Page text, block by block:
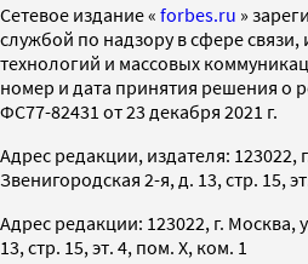
Cетевое издание « forbes.ru »
службой по надзору в сфере
технологий и массовых
номер и дата принятия решения о
ФС77-82431 от 23 декабря 2021 г.
Адрес редакции, издателя: 123022,
Звенигородская 2-я, д. 13, стр. 15,
Адрес редакции: 123022, г. Москва,
13, стр. 15, эт. 4, пом. X, ком. 1